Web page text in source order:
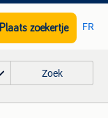
Plaats zoekertje FR
Zoek